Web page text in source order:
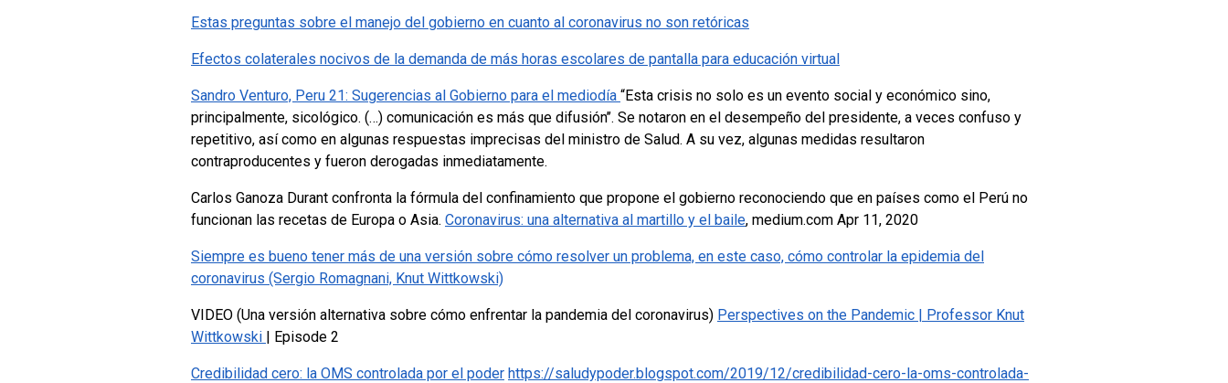
Estas preguntas sobre el manejo del gobierno en cuanto al coronavirus no son retóricas
Efectos colaterales nocivos de la demanda de más horas escolares de pantalla para educación virtual
Sandro Venturo, Peru 21: Sugerencias al Gobierno para el mediodía “Esta crisis no solo es un evento social y económico sino,
principalmente, sicológico. (…) comunicación es más que difusión’’. Se notaron en el desempeño del presidente, a veces confuso y
repetitivo, así como en algunas respuestas imprecisas del ministro de Salud. A su vez, algunas medidas resultaron
contraproducentes y fueron derogadas inmediatamente.
Carlos Ganoza Durant confronta la fórmula del confinamiento que propone el gobierno reconociendo que en países como el Perú no
funcionan las recetas de Europa o Asia. Coronavirus: una alternativa al martillo y el baile, medium.com Apr 11, 2020
Siempre es bueno tener más de una versión sobre cómo resolver un problema, en este caso, cómo controlar la epidemia del
coronavirus (Sergio Romagnani, Knut Wittkowski)
VIDEO (Una versión alternativa sobre cómo enfrentar la pandemia del coronavirus) Perspectives on the Pandemic | Professor Knut
Wittkowski | Episode 2
Credibilidad cero: la OMS controlada por el poder https://saludypoder.blogspot.com/2019/12/credibilidad-cero-la-oms-controlada-